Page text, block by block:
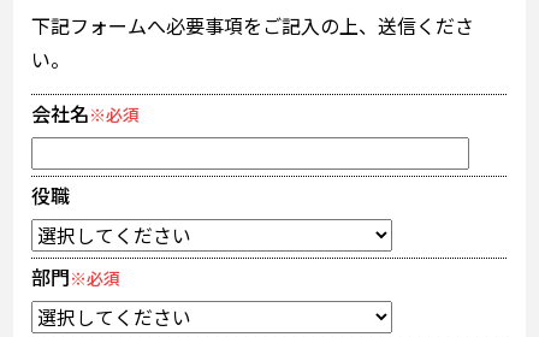
下記フォームへ必要事項をご記入の上、送信くださ
い。
会社名※必須
役職
部門※必須